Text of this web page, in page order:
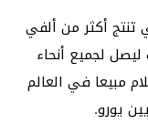
تنتج أكثر من ألفي
لجميع أنحاء
مبيعا في العالم
يورو.